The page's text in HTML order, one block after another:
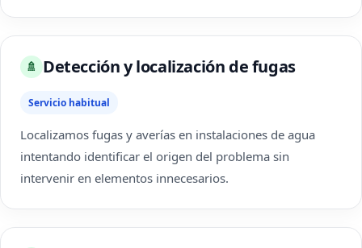
🚿 Detección y localización de fugas
Servicio habitual
Localizamos fugas y averías en instalaciones de agua
intentando identificar el origen del problema sin
intervenir en elementos innecesarios.